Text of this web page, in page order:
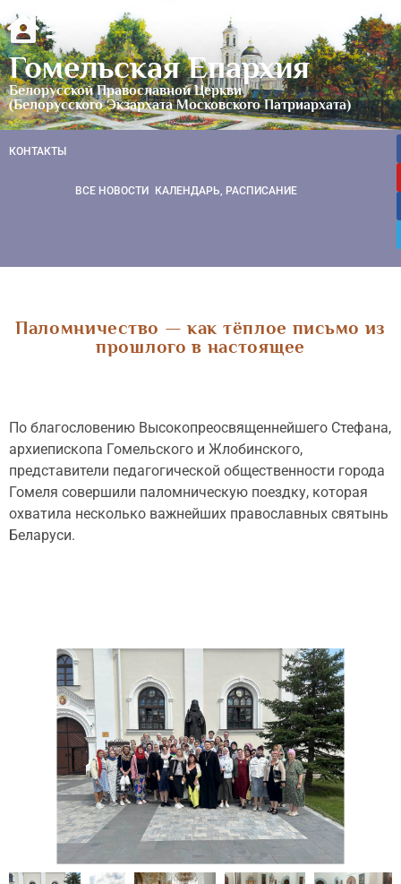
Гомельская Епархия
Белорусской Православной Церкви
(Белорусского Экзархата Московского Патриархата)
КОНТАКТЫ
ВСЕ НОВОСТИ КАЛЕНДАРЬ, РАСПИСАНИЕ
Паломничество — как тёплое письмо из
прошлого в настоящее
По благословению Высокопреосвященнейшего Стефана,
архиепископа Гомельского и Жлобинского,
представители педагогической общественности города
Гомеля совершили паломническую поездку, которая
охватила несколько важнейших православных святынь
Беларуси.